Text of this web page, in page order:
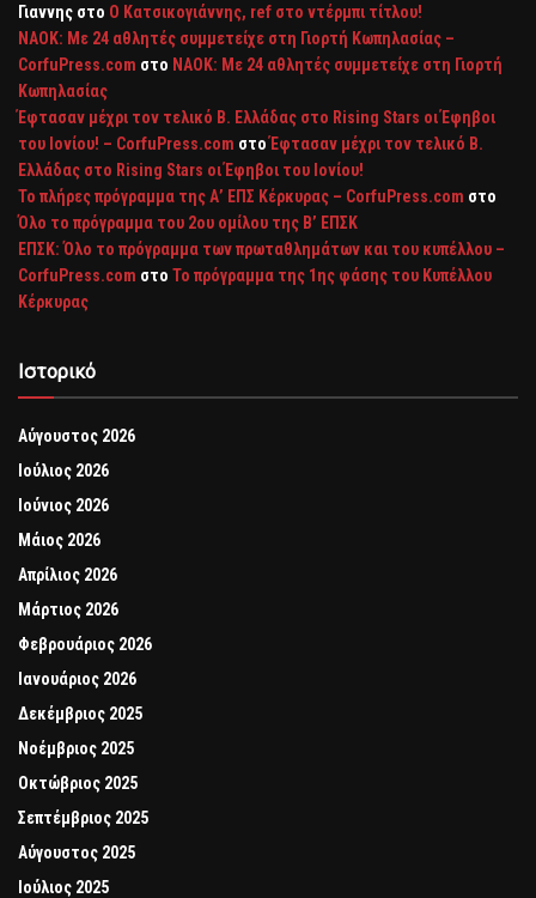
Γιαννης στο Ο Κατσικογιάννης, ref στο ντέρμπι τίτλου!
ΝΑΟΚ: Με 24 αθλητές συμμετείχε στη Γιορτή Κωπηλασίας –
CorfuPress.com στο ΝΑΟΚ: Με 24 αθλητές συμμετείχε στη Γιορτή
Κωπηλασίας
Έφτασαν μέχρι τον τελικό Β. Ελλάδας στο Rising Stars οι Έφηβοι
του Ιονίου! – CorfuPress.com στοΈφτασαν μέχρι τον τελικό Β.
Ελλάδας στο Rising Stars οι Έφηβοι του Ιονίου!
Το πλήρες πρόγραμμα της Α’ ΕΠΣ Κέρκυρας – CorfuPress.com στο
Όλο το πρόγραμμα του 2ου ομίλου της Β’ ΕΠΣΚ
ΕΠΣΚ: Όλο το πρόγραμμα των πρωταθλημάτων και του κυπέλλου –
CorfuPress.com στο Το πρόγραμμα της 1ης φάσης του Κυπέλλου
Κέρκυρας
Ιστορικό
Αύγουστος 2026
Ιούλιος 2026
Ιούνιος 2026
Μάιος 2026
Απρίλιος 2026
Μάρτιος 2026
Φεβρουάριος 2026
Ιανουάριος 2026
Δεκέμβριος 2025
Νοέμβριος 2025
Οκτώβριος 2025
Σεπτέμβριος 2025
Αύγουστος 2025
Ιούλιος 2025